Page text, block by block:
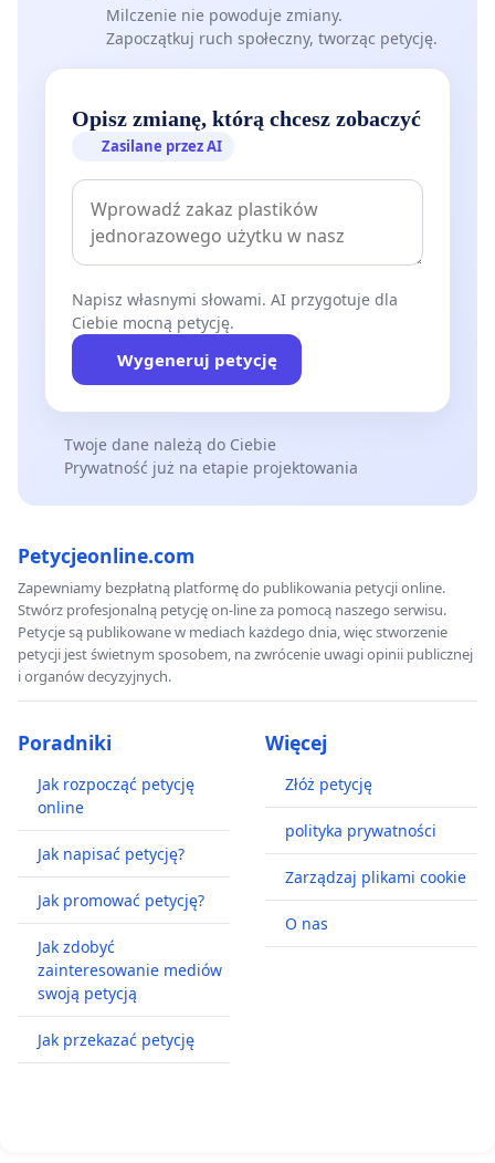
Milczenie nie powoduje zmiany.
Zapoczątkuj ruch społeczny, tworząc petycję.
Opisz zmianę, którą chcesz zobaczyć
Zasilane przez AI
Napisz własnymi słowami. AI przygotuje dla
Ciebie mocną petycję.
Wygeneruj petycję
Twoje dane należą do Ciebie
Prywatność już na etapie projektowania
Petycjeonline.com
Zapewniamy bezpłatną platformę do publikowania petycji online.
Stwórz profesjonalną petycję on-line za pomocą naszego serwisu.
Petycje są publikowane w mediach każdego dnia, więc stworzenie
petycji jest świetnym sposobem, na zwrócenie uwagi opinii publicznej
i organów decyzyjnych.
Poradniki
Jak rozpocząć petycję
online
Jak napisać petycję?
Jak promować petycję?
Jak zdobyć
zainteresowanie mediów
swoją petycją
Jak przekazać petycję
Więcej
Złóż petycję
polityka prywatności
Zarządzaj plikami cookie
O nas